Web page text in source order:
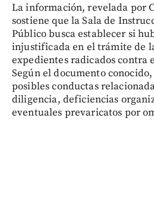
La información, revelada por
sostiene que la Sala de
Público busca establecer si
injustificada en el trámite de
expedientes radicados contra
Según el documento
posibles conductas
diligencia, deficiencias
eventuales prevaricatos por